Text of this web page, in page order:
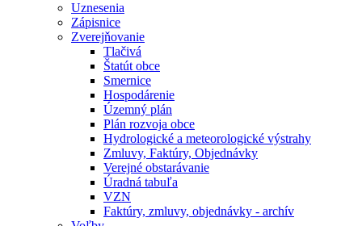
Uznesenia
Zápisnice
Zverejňovanie
Tlačivá
Štatút obce
Smernice
Hospodárenie
Územný plán
Plán rozvoja obce
Hydrologické a meteorologické výstrahy
Zmluvy, Faktúry, Objednávky
Verejné obstarávanie
Úradná tabuľa
VZN
Faktúry, zmluvy, objednávky - archív